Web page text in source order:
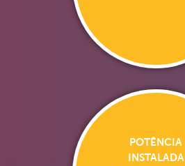
POTÊNCIA
INSTALADA